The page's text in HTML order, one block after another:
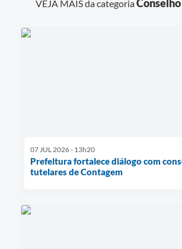
VEJA MAIS da categoria
07 JUL 2026 - 13h20
Prefeitura fortalece diálogo com
tutelares de Contagem